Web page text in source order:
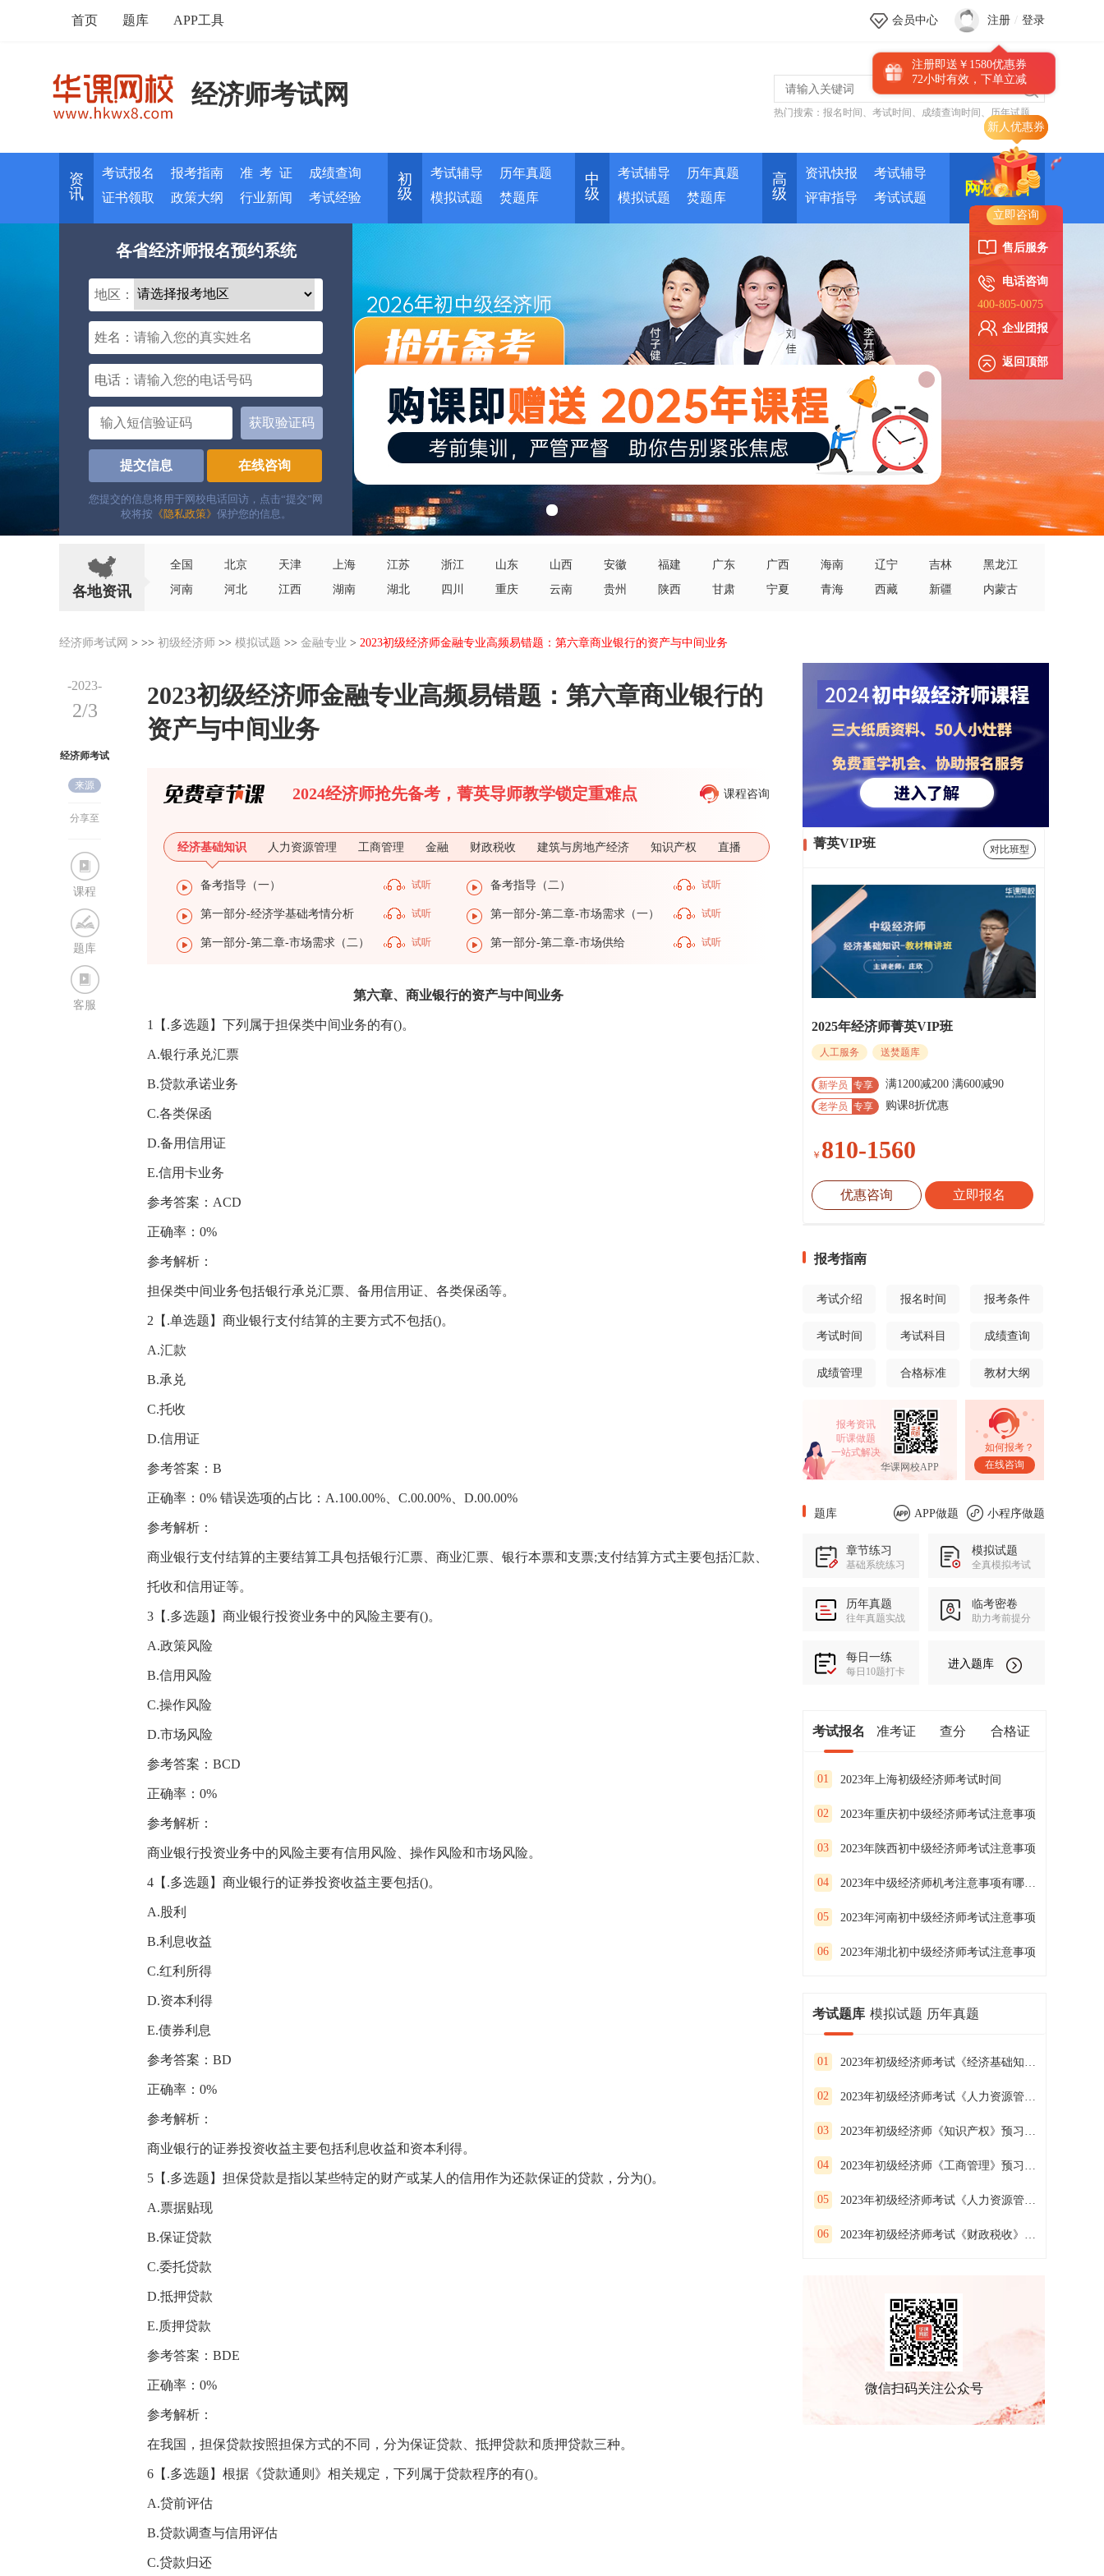
立即咨询
售后服务
电话咨询
400-805-0075
企业团报
返回顶部
首页 题库 APP工具 会员中心 注册 / 登录
注册即送￥1580优惠券
72小时有效，下单立减
经济师考试网
热门搜索： 报名时间 、 考试时间 、 成绩查询时间 、 历年试题
资
讯
考试报名 报考指南 准 考 证
成绩查询
证书领取
政策大纲 行业新闻 考试经验
初
级
考试辅导
历年真题
模拟试题
焚题库
中
级
考试辅导
历年真题
模拟试题
焚题库
高
级
资讯快报
考试辅导
评审指导
考试试题
网校培训
各省经济师报名预约系统
地区：
姓名：
电话：
获取验证码
提交信息 在线咨询
您提交的信息将用于网校电话回访，点击“提交”网
校将按 《隐私政策》 保护您的信息。
各地资讯
全国 北京 天津 上海 江苏 浙江 山东 山西 安徽 福建 广东 广西 海南 辽宁 吉林
黑龙江
河南
河北 江西 湖南 湖北 四川 重庆 云南 贵州 陕西 甘肃 宁夏 青海 西藏 新疆 内蒙古
经济师考试网 > >> 初级经济师 >> 模拟试题 >> 金融专业 > 2023初级经济师金融专业高频易错题：第六章商业银行的资产与中间业务
-2023-
2/3
经济师考试
网
来源
分享至
课程
题库
客服
2023初级经济师金融专业高频易错题：第六章商业银行的
资产与中间业务
2024经济师抢先备考，菁英导师教学锁定重难点 课程咨询
经济基础知识 人力资源管理 工商管理 金融 财政税收 建筑与房地产经济 知识产权 直播
备考指导（一） 试听 备考指导（二） 试听
第一部分-经济学基础考情分析 试听 第一部分-第二章-市场需求（一） 试听
第一部分-第二章-市场需求（二） 试听 第一部分-第二章-市场供给 试听
第六章、商业银行的资产与中间业务
1【.多选题】下列属于担保类中间业务的有()。
A.银行承兑汇票
B.贷款承诺业务
C.各类保函
D.备用信用证
E.信用卡业务
参考答案：ACD
正确率：0%
参考解析：
担保类中间业务包括银行承兑汇票、备用信用证、各类保函等。
2【.单选题】商业银行支付结算的主要方式不包括()。
A.汇款
B.承兑
C.托收
D.信用证
参考答案：B
正确率：0% 错误选项的占比：A.100.00%、C.00.00%、D.00.00%
参考解析：
商业银行支付结算的主要结算工具包括银行汇票、商业汇票、银行本票和支票;支付结算方式主要包括汇款、
托收和信用证等。
3【.多选题】商业银行投资业务中的风险主要有()。
A.政策风险
B.信用风险
C.操作风险
D.市场风险
参考答案：BCD
正确率：0%
参考解析：
商业银行投资业务中的风险主要有信用风险、操作风险和市场风险。
4【.多选题】商业银行的证券投资收益主要包括()。
A.股利
B.利息收益
C.红利所得
D.资本利得
E.债券利息
参考答案：BD
正确率：0%
参考解析：
商业银行的证券投资收益主要包括利息收益和资本利得。
5【.多选题】担保贷款是指以某些特定的财产或某人的信用作为还款保证的贷款，分为()。
A.票据贴现
B.保证贷款
C.委托贷款
D.抵押贷款
E.质押贷款
参考答案：BDE
正确率：0%
参考解析：
在我国，担保贷款按照担保方式的不同，分为保证贷款、抵押贷款和质押贷款三种。
6【.多选题】根据《贷款通则》相关规定，下列属于贷款程序的有()。
A.贷前评估
B.贷款调查与信用评估
C.贷款归还
菁英VIP班 对比班型
2025年经济师菁英VIP班
人工服务 送焚题库
新学员 专享 满1200减200 满600减90
老学员 专享 购课8折优惠
￥ 810-1560
优惠咨询 立即报名
报考指南
考试介绍 报名时间 报考条件
考试时间 考试科目 成绩查询
成绩管理 合格标准 教材大纲
报考资讯
听课做题
一站式解决
华课网校APP
如何报考？
在线咨询
题库 APP做题 小程序做题
章节练习
基础系统练习
模拟试题
全真模拟考试
历年真题
往年真题实战
临考密卷
助力考前提分
每日一练
每日10题打卡
进入题库
考试报名 准考证 查分 合格证
01 2023年上海初级经济师考试时间
02 2023年重庆初中级经济师考试注意事项
03 2023年陕西初中级经济师考试注意事项
04 2023年中级经济师机考注意事项有哪些？
05 2023年河南初中级经济师考试注意事项
06 2023年湖北初中级经济师考试注意事项
考试题库 模拟试题 历年真题
01 2023年初级经济师考试《经济基础知识》预习试卷（二）
02 2023年初级经济师考试《人力资源管理》预习试卷（一）
03 2023年初级经济师《知识产权》预习试卷（二）
04 2023年初级经济师《工商管理》预习试卷（一）
05 2023年初级经济师考试《人力资源管理》预习试卷（三）
06 2023年初级经济师考试《财政税收》预习试卷(一）
微信扫码关注公众号